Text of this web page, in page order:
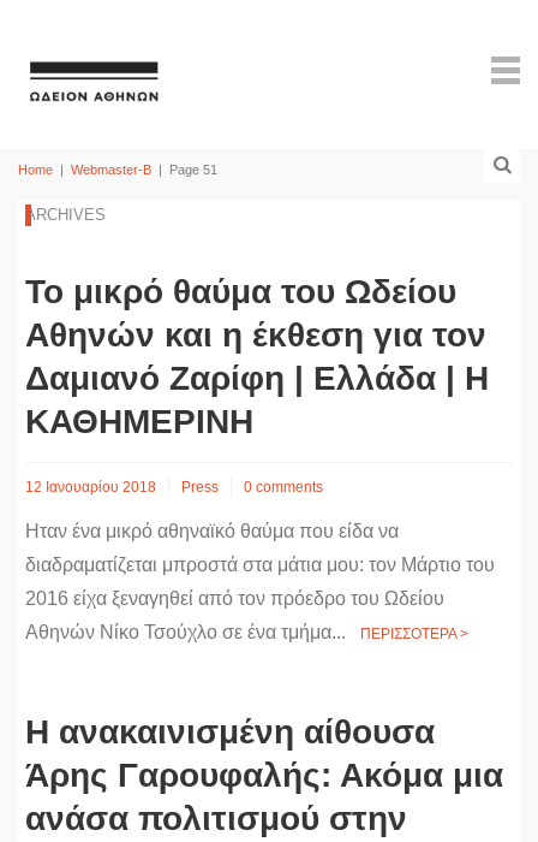
Home | Webmaster-B | Page 51
ARCHIVES
Το μικρό θαύμα του Ωδείου
Αθηνών και η έκθεση για τον
Δαμιανό Ζαρίφη | Ελλάδα | Η
ΚΑΘΗΜΕΡΙΝΗ
12 Ιανουαρίου 2018 Press 0 comments
Ηταν ένα μικρό αθηναϊκό θαύμα που είδα να
διαδραματίζεται μπροστά στα μάτια μου: τον Μάρτιο του
2016 είχα ξεναγηθεί από τον πρόεδρο του Ωδείου
Αθηνών Νίκο Τσούχλο σε ένα τμήμα...
ΠΕΡΙΣΣΟΤΕΡΑ >
Η ανακαινισμένη αίθουσα
Άρης Γαρουφαλής: Ακόμα μια
ανάσα πολιτισμού στην